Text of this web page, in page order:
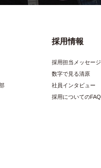
採用情報
採用担当メッセージ
数字で見る清原
社員インタビュー
採用についてのFAQ